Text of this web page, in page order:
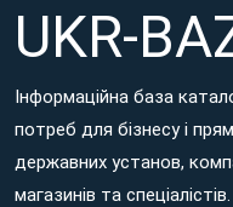
UKR-
Інформаційна база
потреб для бізнесу і
державних установ,
магазинів та спеціалістів.